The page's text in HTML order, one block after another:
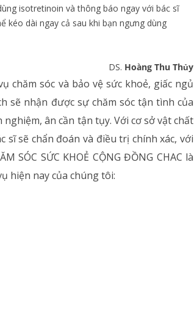
isotretinoin và thông báo ngay với bác sĩ
kéo dài ngay cả sau khi bạn ngưng dùng
DS. Hoàng Thu Thủy
chăm sóc và bảo vệ sức khoẻ, giấc ngủ
sẽ nhận được sự chăm sóc tận tình của
ân cần tận tụy. Với cơ sở vật chất
sĩ sẽ chẩn đoán và điều trị chính xác, với
SÓC SỨC KHOẺ CỘNG ĐỒNG CHAC là
hiện nay của chúng tôi: